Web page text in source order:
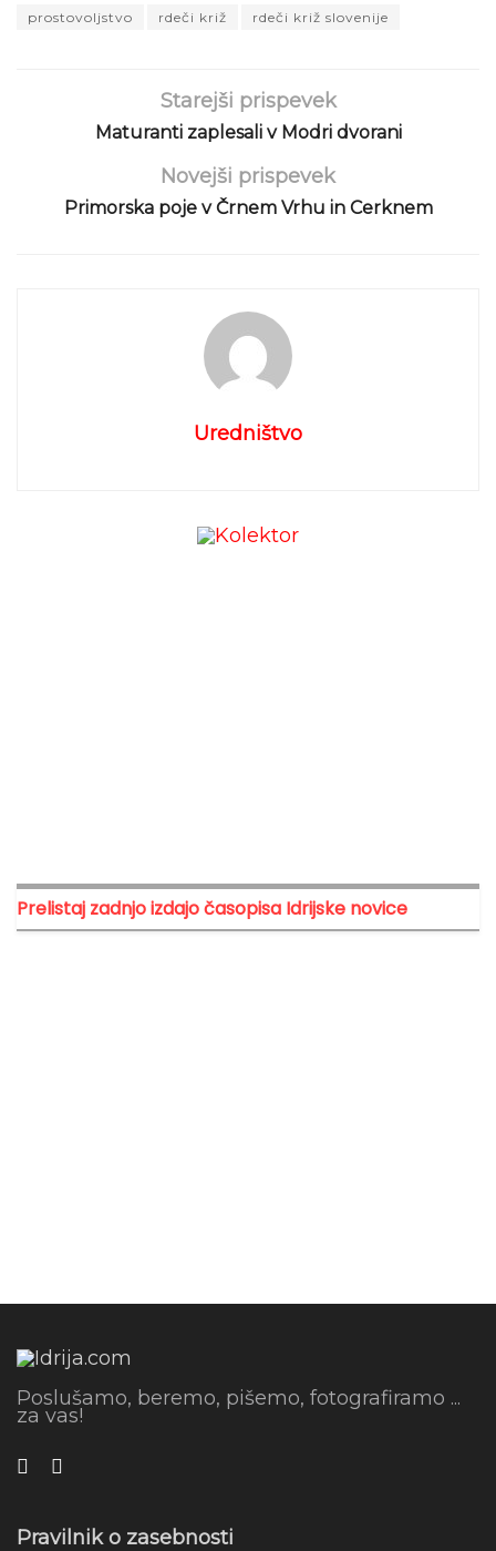
prostovoljstvo rdeči križ rdeči križ slovenije
Starejši prispevek
Maturanti zaplesali v Modri dvorani
Novejši prispevek
Primorska poje v Črnem Vrhu in Cerknem
Uredništvo
Prelistaj zadnjo izdajo časopisa Idrijske novice
Poslušamo, beremo, pišemo, fotografiramo ...
za vas!
Pravilnik o zasebnosti